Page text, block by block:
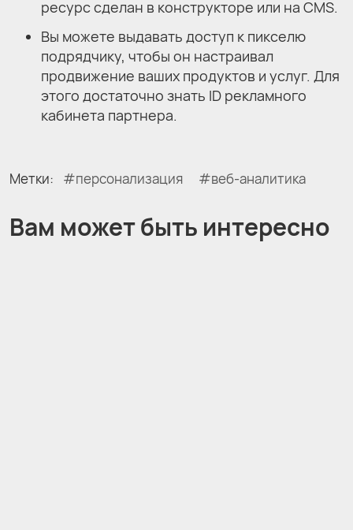
ресурс сделан в конструкторе или на CMS.
Вы можете выдавать доступ к пикселю
подрядчику, чтобы он настраивал
продвижение ваших продуктов и услуг. Для
этого достаточно знать ID рекламного
кабинета партнера.
Метки: персонализация веб-аналитика
Вам может быть интересно